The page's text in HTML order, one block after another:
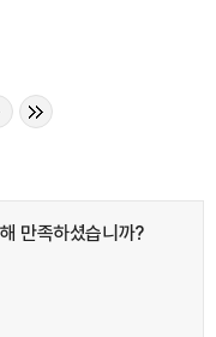
만족하셨습니까?